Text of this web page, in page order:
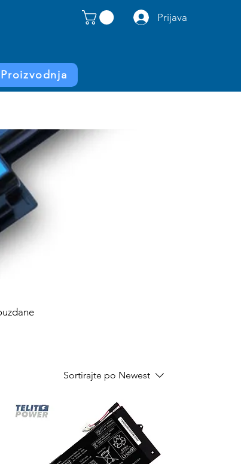
Prijava
Proizvodnja
Sortirajte po Newest